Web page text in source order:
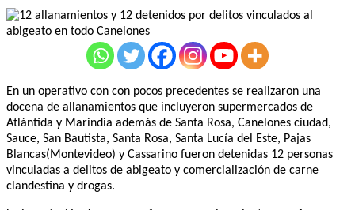
En un operativo con con pocos precedentes se realizaron una
docena de allanamientos que incluyeron supermercados de
Atlántida y Marindia además de Santa Rosa, Canelones ciudad,
Sauce, San Bautista, Santa Rosa, Santa Lucía del Este, Pajas
Blancas(Montevideo) y Cassarino fueron detenidas 12 personas
vinculadas a delitos de abigeato y comercialización de carne
clandestina y drogas.